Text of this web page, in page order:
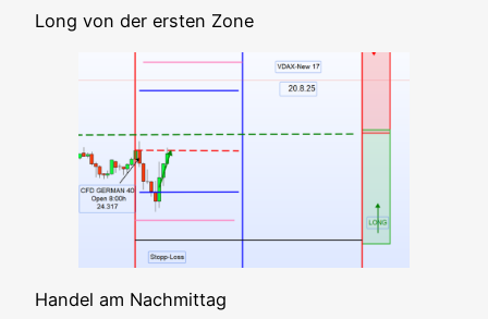
Long von der ers­ten Zone
Han­del am Nachmittag